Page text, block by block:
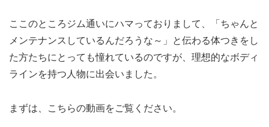
ここのところジム通いにハマっておりまして、「ちゃんと
メンテナンスしているんだろうな～」と伝わる体つきをし
た方たちにとっても憧れているのですが、理想的なボディ
ラインを持つ人物に出会いました。
まずは、こちらの動画をご覧ください。